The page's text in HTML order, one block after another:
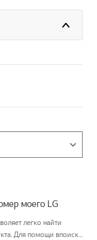
моего LG
легко найти
Для помощи впоиске